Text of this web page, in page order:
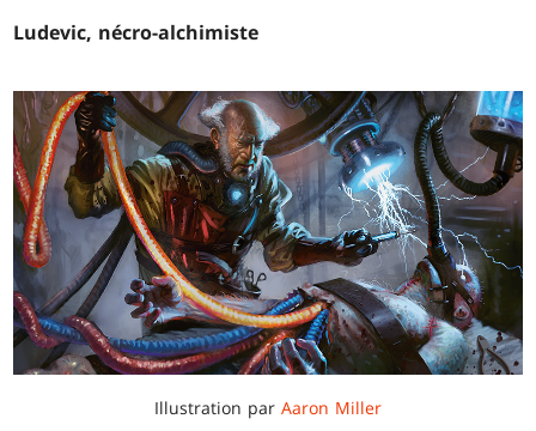
Ludevic, nécro-alchimiste
Illustration par Aaron Miller